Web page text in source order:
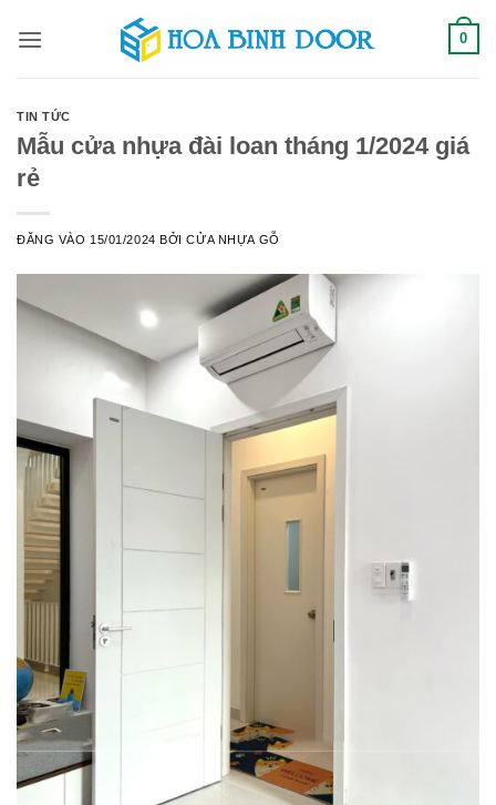
qua
0
TIN TỨC
Mẫu cửa nhựa đài loan tháng 1/2024 giá
rẻ
ĐĂNG VÀO 15/01/2024 BỞICỬA NHỰA GỖ